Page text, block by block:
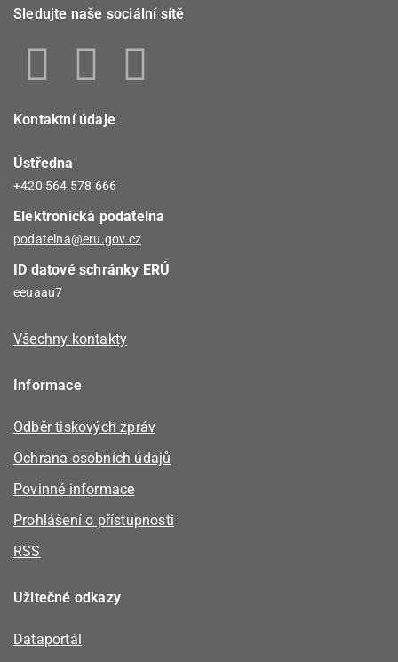
Sledujte naše sociální sítě
Kontaktní údaje
Ústředna
+420 564 578 666
Elektronická podatelna
podatelna@eru.gov.cz
ID datové schránky ERÚ
eeuaau7
Všechny kontakty
Informace
Odběr tiskových zpráv
Ochrana osobních údajů
Povinné informace
Prohlášení o přístupnosti
RSS
Užitečné odkazy
Dataportál